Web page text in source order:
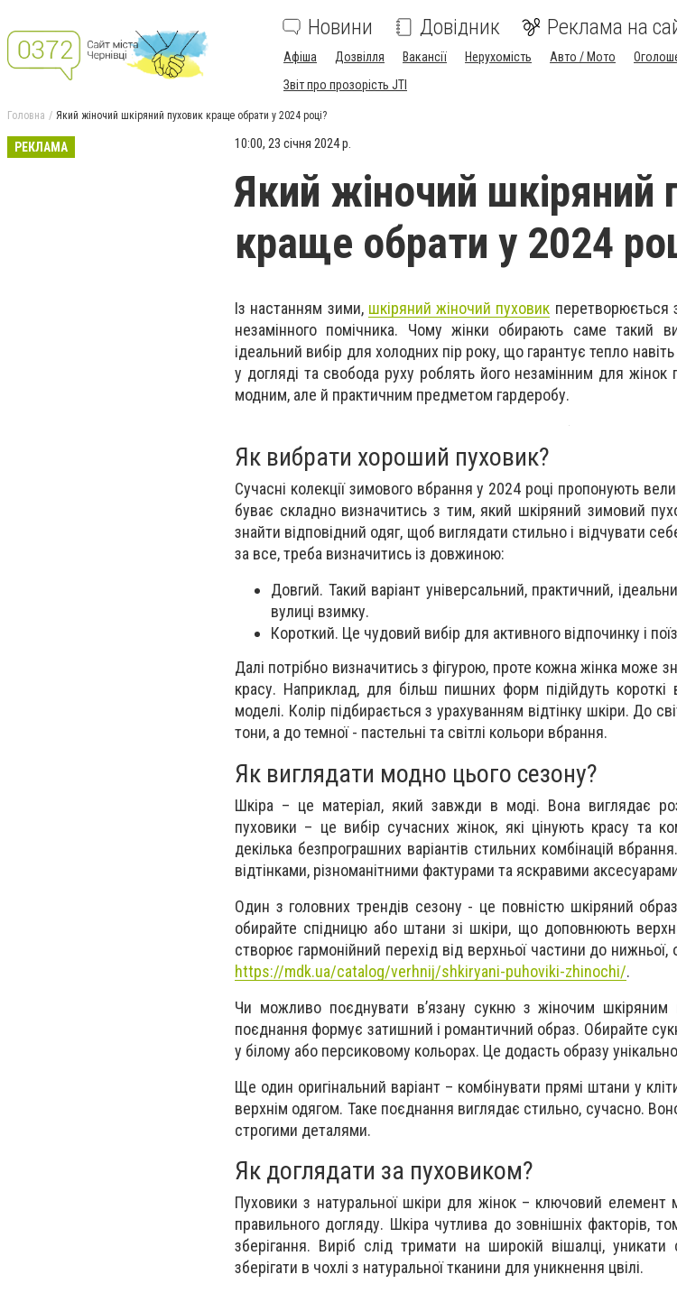
Новини Довідник Реклама на
Афіша Дозвілля Вакансії Нерухомість Авто / Мото
Звіт про прозорість JTI
Головна Який жіночий шкіряний пуховик краще обрати у 2024 році?
РЕКЛАМА 10:00, 23 січня 2024 р.
Який жіночий шкіряний
краще обрати у 2024
Із настанням зими, шкіряний жіночий пуховик перетворюється
незамінного помічника. Чому жінки обирають саме такий
ідеальний вибір для холодних пір року, що гарантує тепло навіть
у догляді та свобода руху роблять його незамінним для жінок
модним, але й практичним предметом гардеробу.
Як вибрати хороший пуховик?
Сучасні колекції зимового вбрання у 2024 році пропонують
буває складно визначитись з тим, який шкіряний зимовий
знайти відповідний одяг, щоб виглядати стильно і відчувати
за все, треба визначитись із довжиною:
Довгий. Такий варіант універсальний, практичний,
вулиці взимку.
Короткий. Це чудовий вибір для активного відпочинку і
Далі потрібно визначитись з фігурою, проте кожна жінка може
красу. Наприклад, для більш пишних форм підійдуть
моделі. Колір підбирається з урахуванням відтінку шкіри. До
тони, а до темної - пастельні та світлі кольори вбрання.
Як виглядати модно цього сезону?
Шкіра – це матеріал, який завжди в моді. Вона виглядає
пуховики – це вибір сучасних жінок, які цінують красу та
декілька безпрограшних варіантів стильних комбінацій
відтінками, різноманітними фактурами та яскравими
Один з головних трендів сезону - це повністю шкіряний
обирайте спідницю або штани зі шкіри, що доповнюють
створює гармонійний перехід від верхньої частини до нижньої,
https://mdk.ua/catalog/verhnij/shkiryani-puhoviki-zhinochi/.
Чи можливо поєднувати в’язану сукню з жіночим шкіряним
поєднання формує затишний і романтичний образ. Обирайте
у білому або персиковому кольорах. Це додасть образу
Ще один оригінальний варіант – комбінувати прямі штани у
верхнім одягом. Таке поєднання виглядає стильно, сучасно.
строгими деталями.
Як доглядати за пуховиком?
Пуховики з натуральної шкіри для жінок – ключовий елемент
правильного догляду. Шкіра чутлива до зовнішніх факторів,
зберігання. Виріб слід тримати на широкій вішалці,
зберігати в чохлі з натуральної тканини для уникнення цвілі.